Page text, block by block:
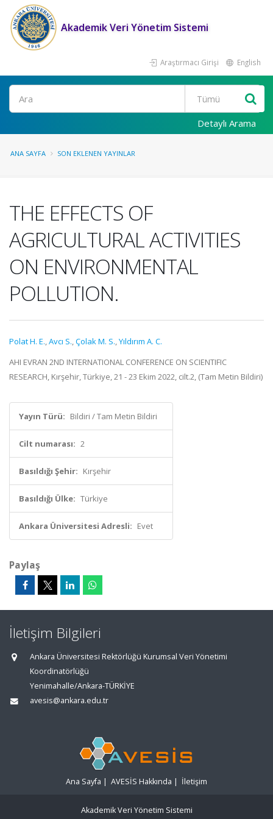
Akademik Veri Yönetim Sistemi
Araştırmacı Girişi English
Ara
Detaylı Arama
ANA SAYFA SON EKLENEN YAYINLAR
THE EFFECTS OF
AGRICULTURAL ACTIVITIES
ON ENVIRONMENTAL
POLLUTION.
Polat H. E.,Avcı S.,Çolak M. S.,Yıldırım A. C.
AHI EVRAN 2ND INTERNATIONAL CONFERENCE ON SCIENTIFIC
RESEARCH, Kırşehir, Türkiye, 21 - 23 Ekim 2022, cilt.2, (Tam Metin Bildiri)
Yayın Türü: Bildiri / Tam Metin Bildiri
Cilt numarası: 2
Basıldığı Şehir: Kırşehir
Basıldığı Ülke: Türkiye
Ankara Üniversitesi Adresli: Evet
Paylaş
İletişim Bilgileri
Ankara Üniversitesi Rektörlüğü Kurumsal Veri Yönetimi
Koordinatörlüğü
Yenimahalle/Ankara-TÜRKİYE
avesis@ankara.edu.tr
Ana Sayfa | AVESİS Hakkında | İletişim
Akademik Veri Yönetim Sistemi